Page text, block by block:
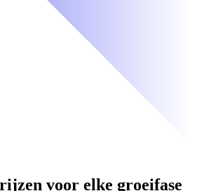
voor elke groeifase